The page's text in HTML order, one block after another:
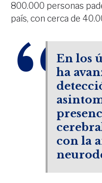
800.000 personas
país, con cerca de
En los
ha
con la